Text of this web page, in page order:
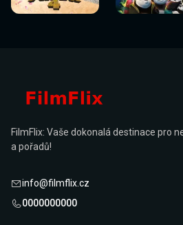
nyní
nyní
nyní
nyní
FilmFlix: Vaše dokonalá destinace pro
a pořadů!
info@filmflix.cz
0000000000